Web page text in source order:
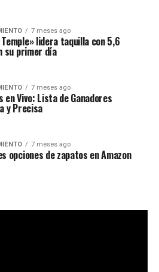
7 meses ago
Temple» lidera taquilla con 5,6
su primer día
7 meses ago
en Vivo: Lista de Ganadores
y Precisa
7 meses ago
opciones de zapatos en Amazon